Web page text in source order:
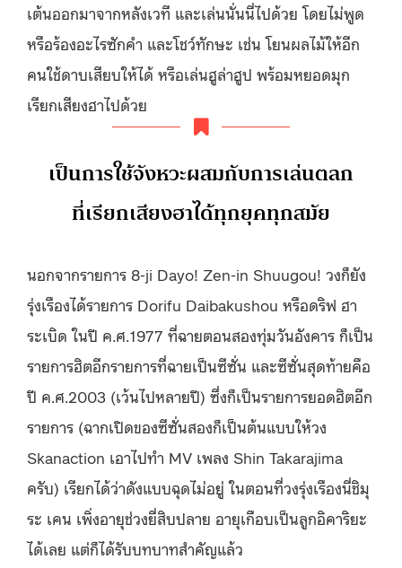
เต้นออกมาจากหลังเวที และเล่นนั่นนี่ไปด้วย โดยไม่พูด
หรือร้องอะไรซักคำ และโชว์ทักษะ เช่น โยนผลไม้ให้อีก
คนใช้ดาบเสียบให้ได้ หรือเล่นฮูล่าฮูป พร้อมหยอดมุก
เรียกเสียงฮาไปด้วย
เป็นการใช้จังหวะผสมกับการเล่นตลก
ที่เรียกเสียงฮาได้ทุกยุคทุกสมัย
นอกจากรายการ 8-ji Dayo! Zen-in Shuugou! วงก็ยัง
รุ่งเรืองได้รายการ Dorifu Daibakushou หรือดริฟ ฮา
ระเบิด ในปี ค.ศ.1977 ที่ฉายตอนสองทุ่มวันอังคาร ก็เป็น
รายการฮิตอีกรายการที่ฉายเป็นซีซั่น และซีซั่นสุดท้ายคือ
ปี ค.ศ.2003 (เว้นไปหลายปี) ซึ่งก็เป็นรายการยอดฮิตอีก
รายการ (ฉากเปิดของซีซั่นสองก็เป็นต้นแบบให้วง
Skanaction เอาไปทำ MV เพลง Shin Takarajima
ครับ) เรียกได้ว่าดังแบบฉุดไม่อยู่ ในตอนที่วงรุ่งเรืองนี่ชิมุ
ระ เคน เพิ่งอายุช่วงยี่สิบปลาย อายุเกือบเป็นลูกอิคาริยะ
ได้เลย แต่ก็ได้รับบทบาทสำคัญแล้ว